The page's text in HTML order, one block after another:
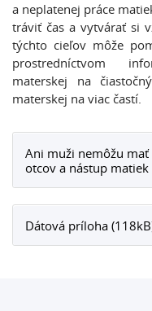
a neplatenej práce
tráviť čas a vytvárať si
týchto cieľov môže
prostredníctvom
materskej na
materskej na viac častí.
Ani muži nemôžu
otcov a nástup
Dátová príloha